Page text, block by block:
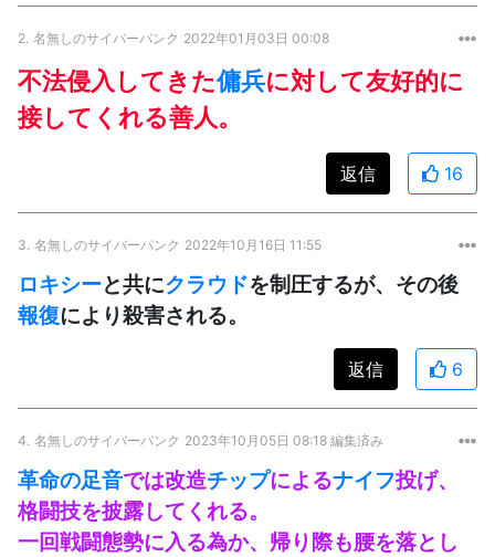
2. 名無しのサイバーパンク 2022年01月03日 00:08
不法侵入してきた傭兵に対して友好的に
接してくれる善人。
返信 16
3. 名無しのサイバーパンク 2022年10月16日 11:55
ロキシーと共にクラウドを制圧するが、その後
報復により殺害される。
返信 6
4. 名無しのサイバーパンク 2023年10月05日 08:18 編集済み
革命の足音では改造チップによるナイフ投げ、
格闘技を披露してくれる。
一回戦闘態勢に入る為か、帰り際も腰を落とし